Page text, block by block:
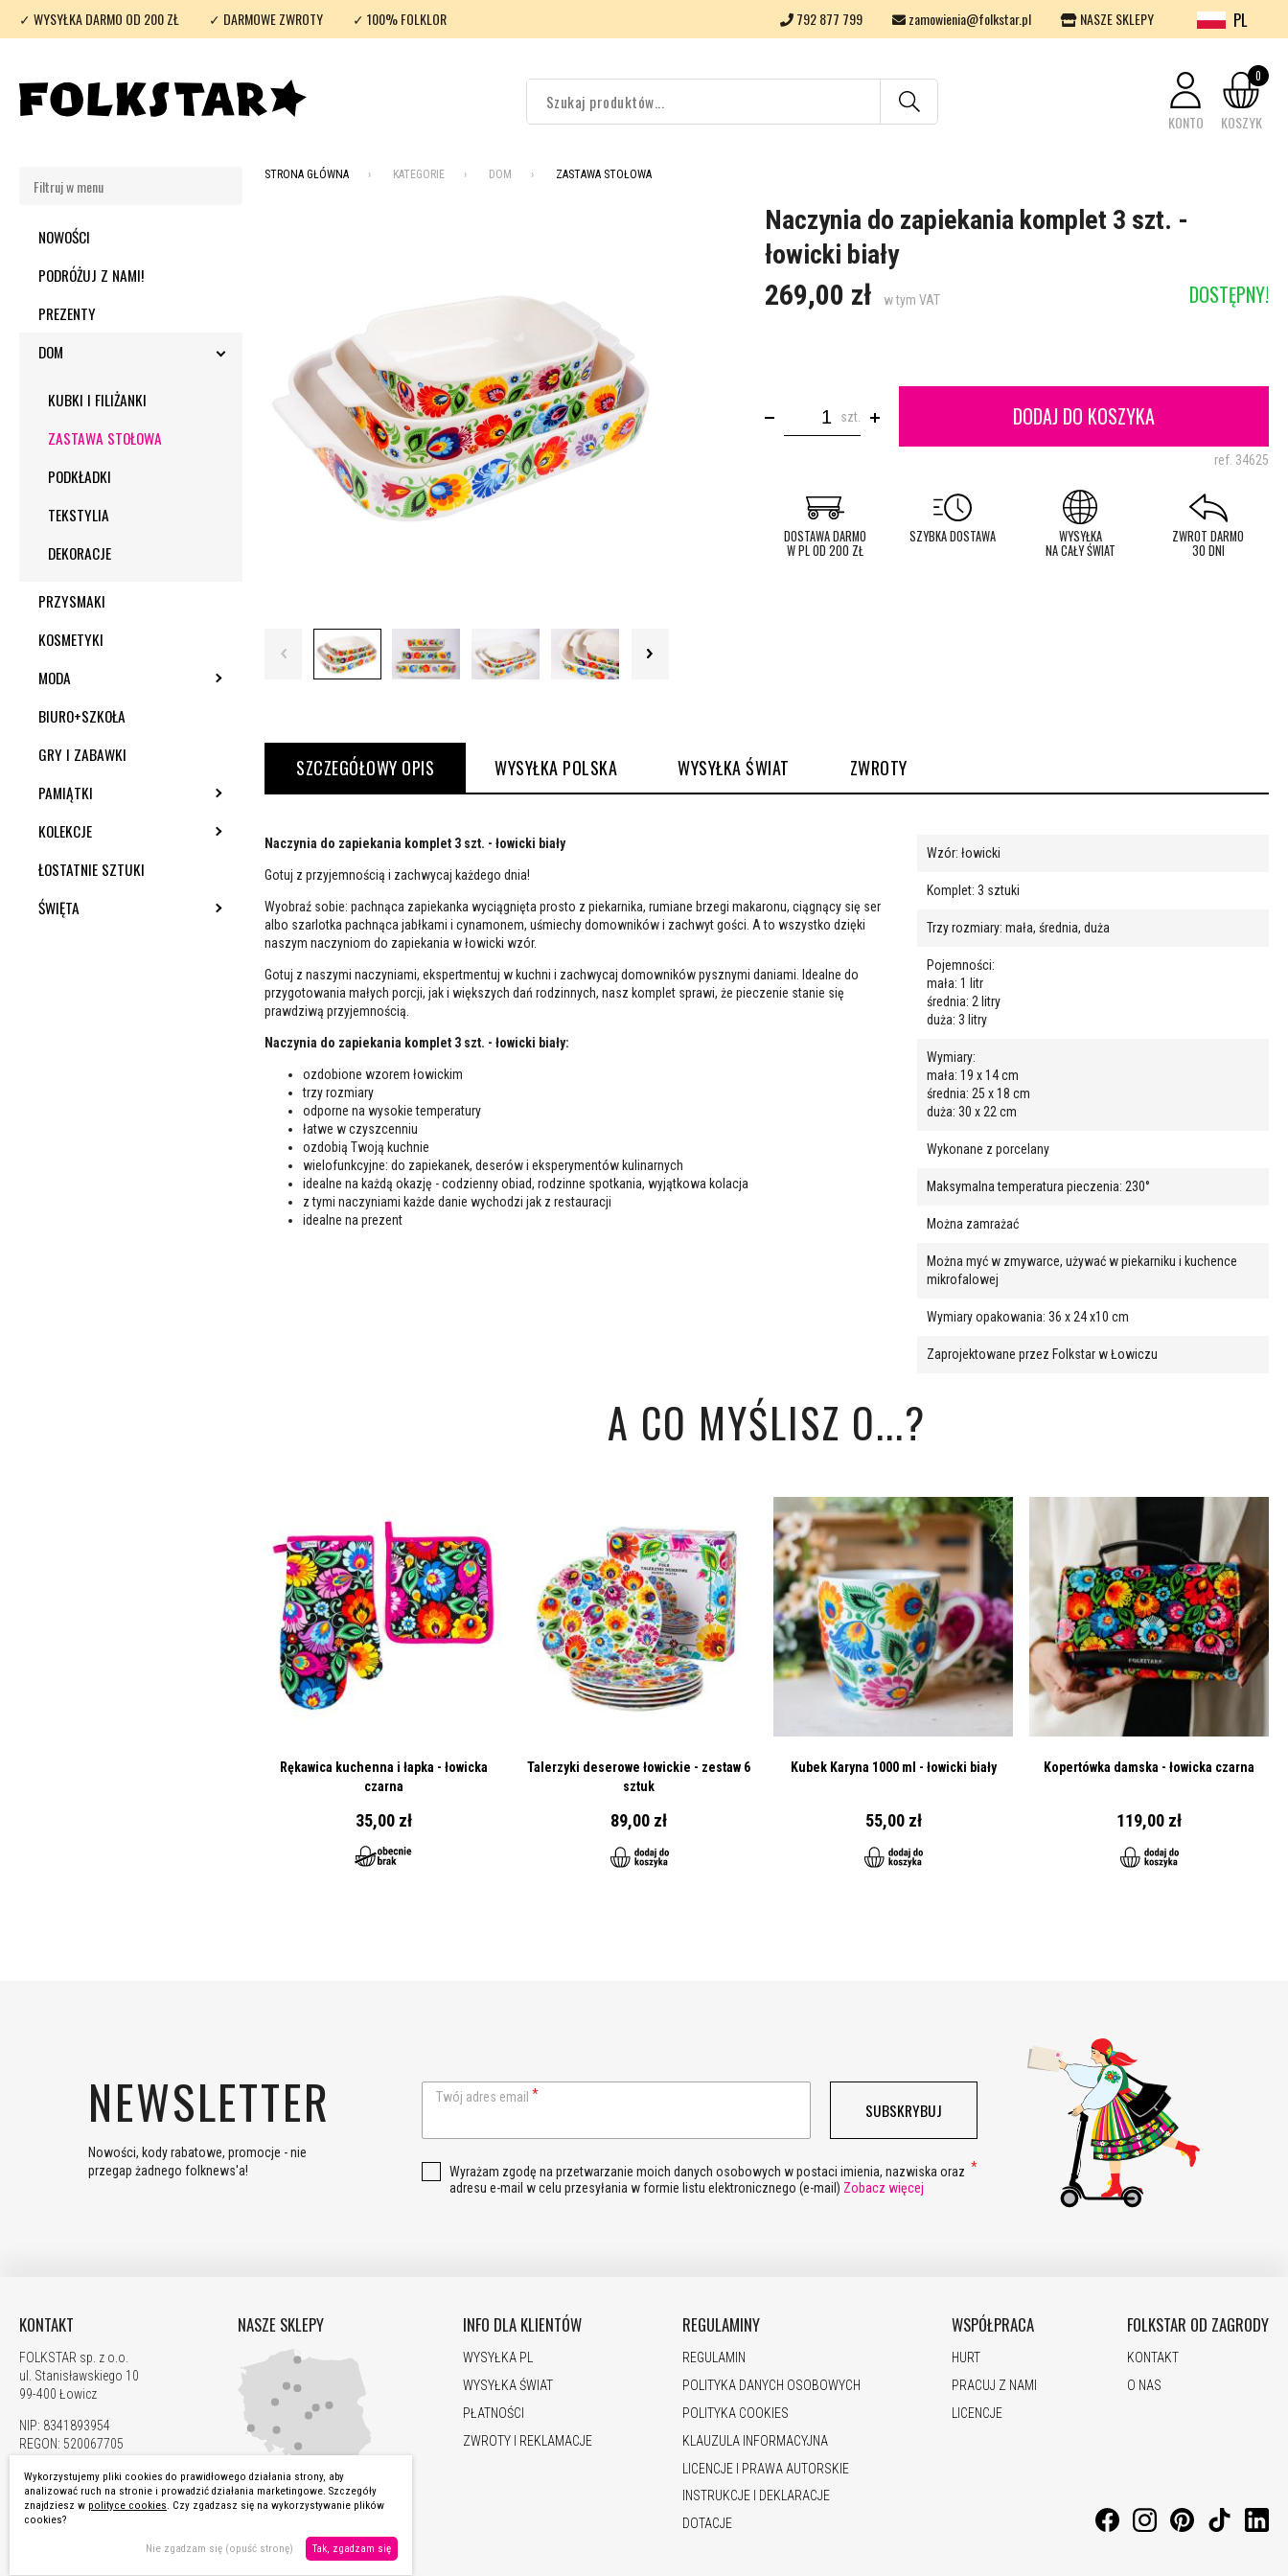
✓ WYSYŁKA DARMO OD 200 ZŁ ✓ DARMOWE ZWROTY ✓ 100% FOLKLOR 792 877 799 zamowienia@folkstar.pl NASZE SKLEPY PL
KONTO KOSZYK
0
NOWOŚCI
PODRÓŻUJ Z NAMI!
PREZENTY
DOM
KUBKI I FILIŻANKI
ZASTAWA STOŁOWA
PODKŁADKI
TEKSTYLIA
DEKORACJE
PRZYSMAKI
KOSMETYKI
MODA
BIURO+SZKOŁA
GRY I ZABAWKI
PAMIĄTKI
KOLEKCJE
ŁOSTATNIE SZTUKI
ŚWIĘTA
STRONA GŁÓWNA KATEGORIE DOM ZASTAWA STOŁOWA
Naczynia do zapiekania komplet 3 szt. -
łowicki biały
269,00 zł w tym VAT DOSTĘPNY!
szt. DODAJ DO KOSZYKA
ref. 34625
DOSTAWA DARMO
W PL OD 200 ZŁ
SZYBKA DOSTAWA WYSYŁKA
NA CAŁY ŚWIAT
ZWROT DARMO
30 DNI
SZCZEGÓŁOWY OPIS WYSYŁKA POLSKA WYSYŁKA ŚWIAT ZWROTY
Naczynia do zapiekania komplet 3 szt. - łowicki biały
Gotuj z przyjemnością i zachwycaj każdego dnia!
Wyobraź sobie: pachnąca zapiekanka wyciągnięta prosto z piekarnika, rumiane brzegi makaronu, ciągnący się ser
albo szarlotka pachnąca jabłkami i cynamonem, uśmiechy domowników i zachwyt gości. A to wszystko dzięki
naszym naczyniom do zapiekania w łowicki wzór.
Gotuj z naszymi naczyniami, ekspertmentuj w kuchni i zachwycaj domowników pysznymi daniami. Idealne do
przygotowania małych porcji, jak i większych dań rodzinnych, nasz komplet sprawi, że pieczenie stanie się
prawdziwą przyjemnością.
Naczynia do zapiekania komplet 3 szt. - łowicki biały:
ozdobione wzorem łowickim
trzy rozmiary
odporne na wysokie temperatury
łatwe w czyszcenniu
ozdobią Twoją kuchnie
wielofunkcyjne: do zapiekanek, deserów i eksperymentów kulinarnych
idealne na każdą okazję - codzienny obiad, rodzinne spotkania, wyjątkowa kolacja
z tymi naczyniami każde danie wychodzi jak z restauracji
idealne na prezent
Wzór: łowicki
Komplet: 3 sztuki
Trzy rozmiary: mała, średnia, duża
Pojemności:
mała: 1 litr
średnia: 2 litry
duża: 3 litry
Wymiary:
mała: 19 x 14 cm
średnia: 25 x 18 cm
duża: 30 x 22 cm
Wykonane z porcelany
Maksymalna temperatura pieczenia: 230°
Można zamrażać
Można myć w zmywarce, używać w piekarniku i kuchence
mikrofalowej
Wymiary opakowania: 36 x 24 x10 cm
Zaprojektowane przez Folkstar w Łowiczu
A CO MYŚLISZ O...?
Rękawica kuchenna i łapka - łowicka
czarna
35,00 zł
Talerzyki deserowe łowickie - zestaw 6
sztuk
89,00 zł
Kubek Karyna 1000 ml - łowicki biały
55,00 zł
Kopertówka damska - łowicka czarna
119,00 zł
NEWSLETTER
Nowości, kody rabatowe, promocje - nie
przegap żadnego folknews'a!
Twój adres email
SUBSKRYBUJ
Wyrażam zgodę na przetwarzanie moich danych osobowych w postaci imienia, nazwiska oraz
adresu e-mail w celu przesyłania w formie listu elektronicznego (e-mail) Zobacz więcej
KONTAKT
FOLKSTAR sp. z o.o.
ul. Stanisławskiego 10
99-400 Łowicz
NIP: 8341893954
REGON: 520067705
792 877 799
zamowienia@folkstar.pl
NASZE SKLEPY
ZOBACZ WSZYSTKIE
INFO DLA KLIENTÓW
WYSYŁKA PL
WYSYŁKA ŚWIAT
PŁATNOŚCI
ZWROTY I REKLAMACJE
REGULAMINY
REGULAMIN
POLITYKA DANYCH OSOBOWYCH
POLITYKA COOKIES
KLAUZULA INFORMACYJNA
LICENCJE I PRAWA AUTORSKIE
INSTRUKCJE I DEKLARACJE
DOTACJE
WSPÓŁPRACA
HURT
PRACUJ Z NAMI
LICENCJE
FOLKSTAR OD ZAGRODY
KONTAKT
O NAS
Wykorzystujemy pliki cookies do prawidłowego działania strony, aby
analizować ruch na stronie i prowadzić działania marketingowe. Szczegóły
znajdziesz w polityce cookies. Czy zgadzasz się na wykorzystywanie plików
cookies?
Nie zgadzam się (opuść stronę) Tak, zgadzam się